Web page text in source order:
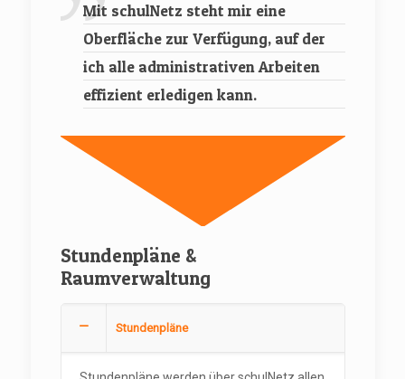
Mit schulNetz steht mir eine
Oberfläche zur Verfügung, auf der
ich alle administrativen Arbeiten
effizient erledigen kann.
Stundenpläne &
Raumverwaltung
Stundenpläne